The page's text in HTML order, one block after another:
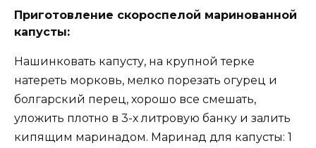
Приготовление скороспелой маринованной
капусты:
Нашинковать капусту, на крупной терке
натереть морковь, мелко порезать огурец и
болгарский перец, хорошо все смешать,
уложить плотно в 3-х литровую банку и залить
кипящим маринадом. Маринад для капусты: 1